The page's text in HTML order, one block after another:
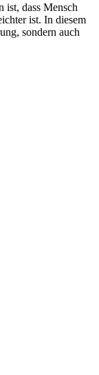
ist, dass Mensch
ist. In diesem
sondern auch